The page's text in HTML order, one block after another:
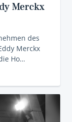
Merckx
des
Merckx
Ho…